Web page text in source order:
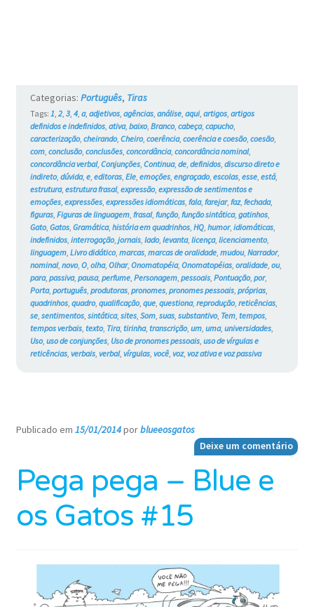
Gatos
#732
Categorias: Português, Tiras
Tags: 1 2, 3, 4, a, adjetivos, agências, análise, aqui, artigos, artigos
definidos e indefinidos, ativa, baixo, Branco, cabeça, capucho,
caracterização, cheirando, Cheiro, coerência, coerência e coesão, coesão,
com, conclusão, conclusões, concordância, concordância nominal,
concordância verbal, Conjunções, Continua, de, definidos, discurso direto e
indireto, dúvida, e, editoras, Ele, emoções, engraçado, escolas, esse, está,
estrutura, estrutura frasal, expressão, expressão de sentimentos e
emoções, expressões, expressões idiomáticas, fala, farejar, faz, fechada,
figuras, Figuras de linguagem, frasal, função, função sintática, gatinhos,
Gato, Gatos, Gramática, história em quadrinhos, HQ, humor, idiomáticas,
indefinidos, interrogação, jornais, lado, levanta, licença, licenciamento,
linguagem, Livro didático, marcas, marcas de oralidade, mudou, Narrador,
nominal, novo, O, olha, Olhar, Onomatopéia, Onomatopéias, oralidade, ou,
para, passiva, pausa, perfume, Personagem, pessoais, Pontuação, por,
Porta, português, produtoras, pronomes, pronomes pessoais, próprias,
quadrinhos, quadro, qualificação, que, questiona, reprodução, reticências,
se, sentimentos, sintática, sites, Som, suas, substantivo, Tem, tempos,
tempos verbais, texto, Tira, tirinha, transcrição, um, uma, universidades,
Uso, uso de conjunções, Uso de pronomes pessoais, uso de vírgulas e
reticências, verbais, verbal, vírgulas, você, voz, voz ativa e voz passiva
Publicado em 15/01/2014porblueeosgatos
Deixe um comentário
Pega pega – Blue e
os Gatos #15